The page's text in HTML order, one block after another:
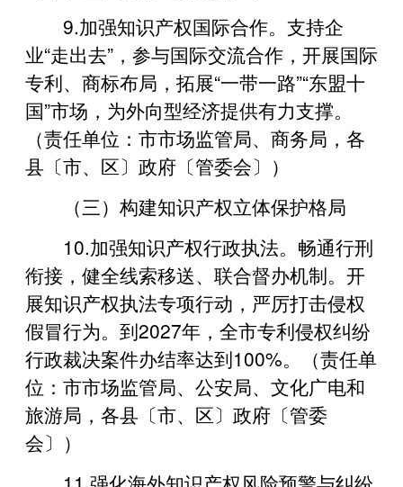
9.‌加强知识产权国际合作。支持企
业“走出去”，参与国际交流合作，开展国际
专利、商标布局，拓展“一带一路”“东盟十
国”市场，为外向型经济提供有力支撑。
（责任单位：市市场监管局、商务局，各
县〔市、区〕政府〔管委会〕）
（三）构建知识产权立体保护格局
10.‌加强知识产权行政执法。畅通行刑
衔接，健全线索移送、联合督办机制。开
展知识产权执法专项行动，严厉打击侵权
假冒行为。到2027年，全市专利侵权纠纷
行政裁决案件办结率达到100%。（责任单
位：市市场监管局、公安局、文化广电和
旅游局，各县〔市、区〕政府〔管委
会〕）